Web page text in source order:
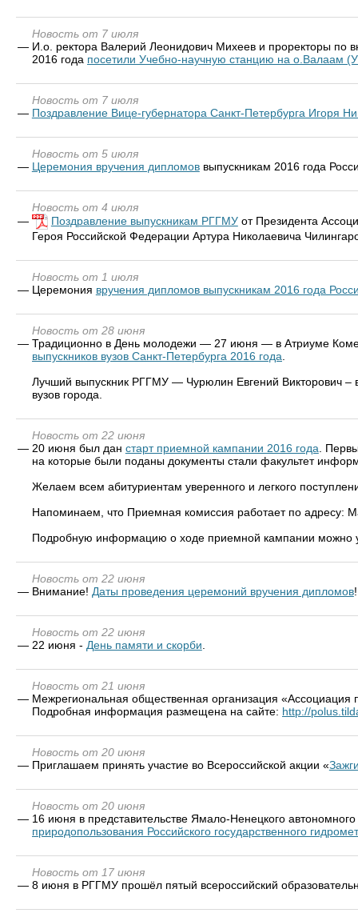
Новость от 7 июля
— И.о. ректора Валерий Леонидович Михеев и проректоры по
2016 года посетили Учебно-научную станцию на о.Валаам
Новость от 7 июля
— Поздравление Вице-губернатора Санкт-Петербурга Игоря
Новость от 5 июля
— Церемония вручения дипломоввыпускникам 2016 года
Новость от 4 июля
—
Поздравление выпускникам РГГМУот Президента
Героя Российской Федерации Артура Николаевича
Новость от 1 июля
— Церемония вручения дипломов выпускникам 2016 года
Новость от 28 июня
— Традиционно в День молодежи — 27 июня — в Атриуме
выпускников вузов Санкт-Петербурга 2016 года
Лучший выпускник РГГМУ — Чурюлин Евгений Викторович –
вузов города.
Новость от 22 июня
— 20 июня был дан старт приемной кампании 2016 года .
на которые были поданы документы стали факультет
Желаем всем абитуриентам уверенного и легкого
Напоминаем, что Приемная комиссия работает по адресу:
Подробную информацию о ходе приемной кампании можно
Новость от 22 июня
— Внимание! Даты проведения церемоний вручения дипломов!
Новость от 22 июня
— 22 июня - День памяти и скорби
Новость от 21 июня
— Межрегиональная общественная организация
Подробная информация размещена на сайте: http://
Новость от 20 июня
— Приглашаем принять участие во Всероссийской акции «
Новость от 20 июня
— 16 июня в представительстве Ямало-Ненецкого
природопользования Российского государственного
Новость от 17 июня
— 8 июня в РГГМУ прошёл пятый всероссийский